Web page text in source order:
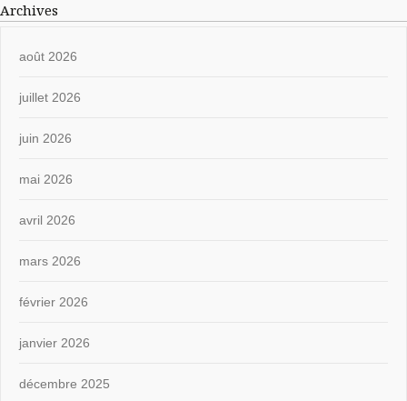
Archives
août 2026
juillet 2026
juin 2026
mai 2026
avril 2026
mars 2026
février 2026
janvier 2026
décembre 2025